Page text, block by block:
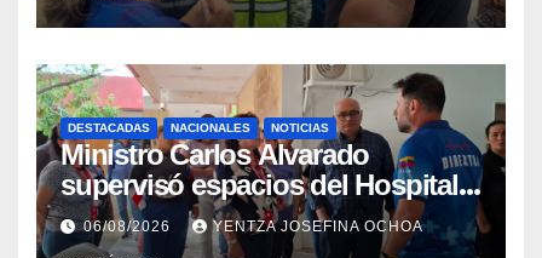
DESTACADAS NACIONALES NOTICIAS
Ministro Carlos Alvarado
supervisó espacios del Hospital
Dermatológico Dr. Martín Vegas
en La Guaira
06/08/2026 YENTZA JOSEFINA OCHOA